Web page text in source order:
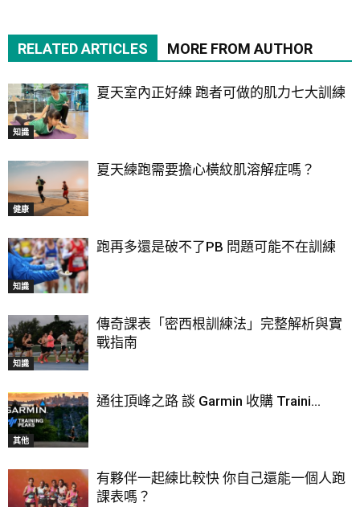
RELATED ARTICLES MORE FROM AUTHOR
知識
夏天室內正好練 跑者可做的肌力七大訓練
健康
夏天練跑需要擔心橫紋肌溶解症嗎？
知識
跑再多還是破不了PB 問題可能不在訓練
知識
傳奇課表「密西根訓練法」完整解析與實
戰指南
其他
通往頂峰之路 談 Garmin 收購 Traini...
有夥伴一起練比較快 你自己還能一個人跑
課表嗎？